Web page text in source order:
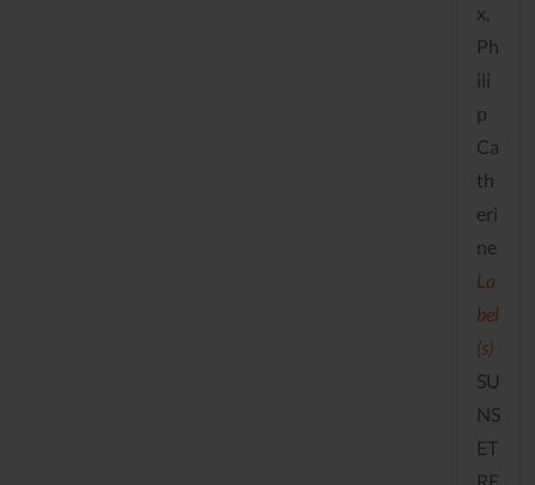
x,
Ph
ili
p
Ca
th
eri
ne
La
bel
(s)
SU
NS
ET